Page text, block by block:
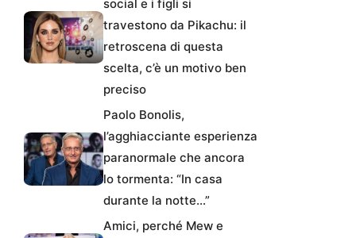
social e i figli si
travestono da Pikachu: il
retroscena di questa
scelta, c’è un motivo ben
preciso
Paolo Bonolis,
l’agghiacciante esperienza
paranormale che ancora
lo tormenta: “In casa
durante la notte…”
Amici, perché Mew e